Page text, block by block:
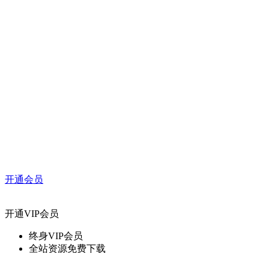
开通会员
开通VIP会员
终身VIP会员
全站资源免费下载